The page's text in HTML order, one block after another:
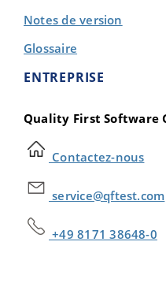
Notes de version
Glossaire
ENTREPRISE
Quality First Software
Contactez-nous
service@qftest.com
+49 8171 38648-0